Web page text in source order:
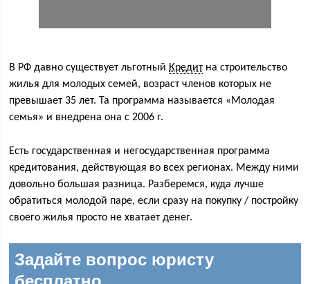
В РФ давно существует льготный Кредит на строительство
жилья для молодых семей, возраст членов которых не
превышает 35 лет. Та программа называется «Молодая
семья» и внедрена она с 2006 г.
Есть государственная и негосударственная программа
кредитования, действующая во всех регионах. Между ними
довольно большая разница. Разберемся, куда лучше
обратиться молодой паре, если сразу на покупку / постройку
своего жилья просто не хватает денег.